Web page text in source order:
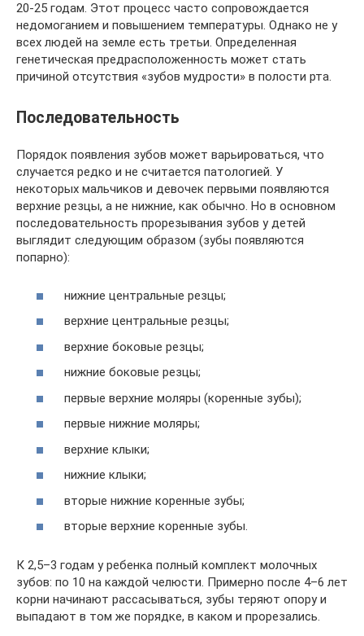
20-25 годам. Этот процесс часто сопровождается
недомоганием и повышением температуры. Однако не у
всех людей на земле есть третьи. Определенная
генетическая предрасположенность может стать
причиной отсутствия «зубов мудрости» в полости рта.
Последовательность
Порядок появления зубов может варьироваться, что
случается редко и не считается патологией. У
некоторых мальчиков и девочек первыми появляются
верхние резцы, а не нижние, как обычно. Но в основном
последовательность прорезывания зубов у детей
выглядит следующим образом (зубы появляются
попарно):
нижние центральные резцы;
верхние центральные резцы;
верхние боковые резцы;
нижние боковые резцы;
первые верхние моляры (коренные зубы);
первые нижние моляры;
верхние клыки;
нижние клыки;
вторые нижние коренные зубы;
вторые верхние коренные зубы.
К 2,5–3 годам у ребенка полный комплект молочных
зубов: по 10 на каждой челюсти. Примерно после 4–6 лет
корни начинают рассасываться, зубы теряют опору и
выпадают в том же порядке, в каком и прорезались.